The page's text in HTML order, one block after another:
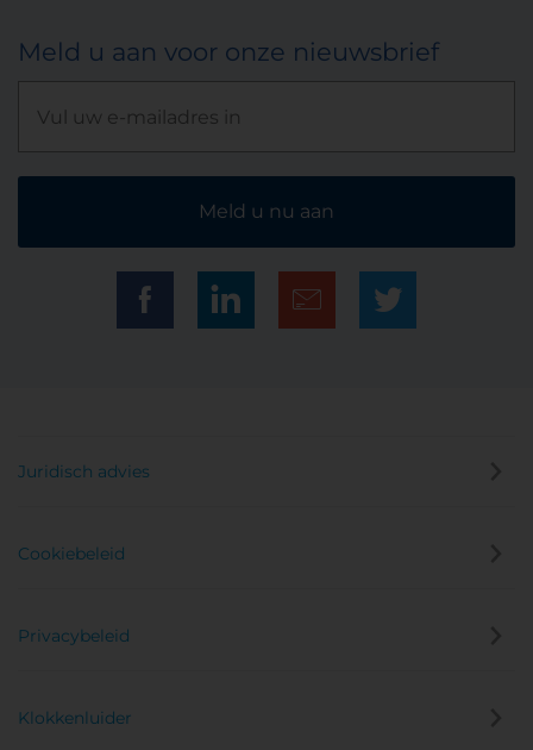
Meld u aan voor onze nieuwsbrief
Meld u nu aan
Juridisch advies
Cookiebeleid
Privacybeleid
Klokkenluider